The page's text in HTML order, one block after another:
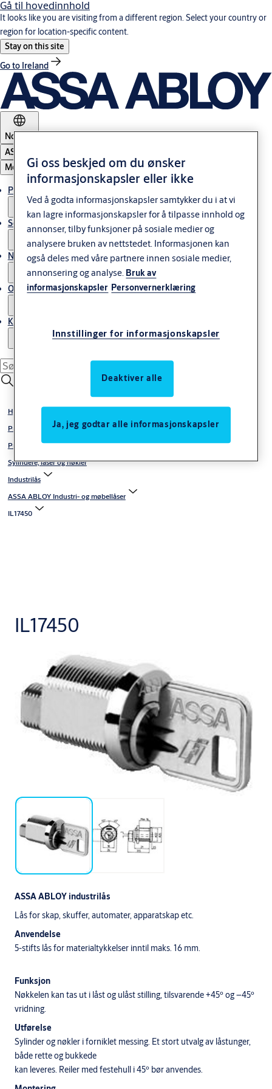
Gå til hovedinnhold
It looks like you are visiting from a different region. Select your country or
region for location-specific content.
Stay on this site
Go to Ireland
Norway
ASSA ABLOY Group
Meny
Produkter og løsninger
Service
Nyheter & artikler
Om ASSA ABLOY Norway
Kontakt oss
Hjem
Produkter og løsninger
Produkter
Sylindere, låser og nøkler
Industrilås
ASSA ABLOY Industri- og møbellåser
IL17450
IL17450
ASSA ABLOY industrilås
Lås for skap, skuffer, automater, apparatskap etc.
Anvendelse
5-stifts lås for materialtykkelser inntil maks. 16 mm.
Funksjon
Nøkkelen kan tas ut i låst og ulåst stilling, tilsvarende +45º og –45º
vridning.
Utførelse
Sylinder og nøkler i forniklet messing. Et stort utvalg av låstunger,
både rette og bukkede
kan leveres. Reiler med festehull i 45º bør anvendes.
Gi oss beskjed om du ønsker
informasjonskapsler eller ikke
Ved å godta informasjonskapsler samtykker du i at vi
kan lagre informasjonskapsler for å tilpasse innhold og
annonser, tilby funksjoner på sosiale medier og
analysere bruken av nettstedet. Informasjonen kan
også deles med våre partnere innen sosiale medier,
annonsering og analyse. Bruk av
informasjonskapsler Personvernerklæring
Innstillinger for informasjonskapsler
Deaktiver alle
Ja, jeg godtar alle informasjonskapsler